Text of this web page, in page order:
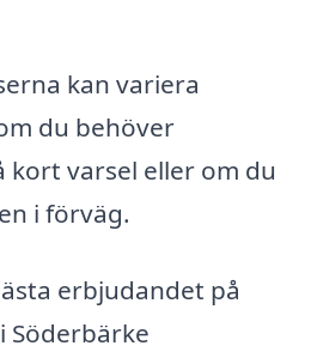
kan variera
du behöver
kort varsel eller om du
i förväg.
erbjudandet på
Söderbärke